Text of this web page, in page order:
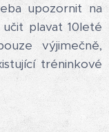
upozornit na
plavat 10leté
výjimečně,
tréninkové